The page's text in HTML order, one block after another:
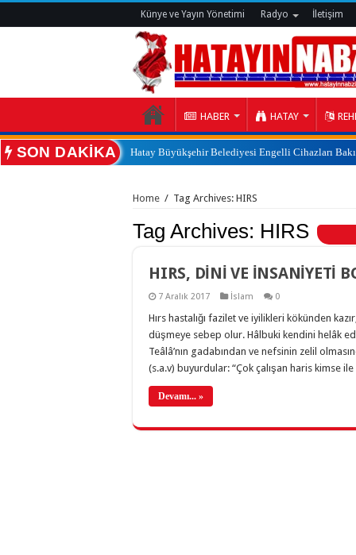
Künye ve Yayın Yönetimi Radyo İletişim
HABER HATAY
SON DAKİKA
:
Hatay Büyükşehir Belediyesi Engelli Cihazları
Home / Tag Archives: HIRS
Tag Archives: HIRS
HIRS, DİNİ VE İNSANİYETİ
7 Aralık 2017 İslam 0
Hırs hastalığı fazilet ve iyilikleri kökünden
düşmeye sebep olur. Hâlbuki kendini helâk
Teâlâ’nın gadabından ve nefsinin zelil
(s.a.v) buyurdular: “Çok çalışan haris kimse
Devamı... »